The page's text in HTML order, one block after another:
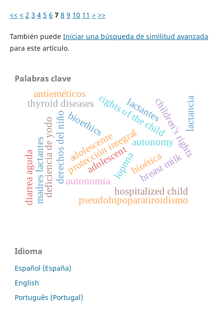
<< < 2 3 4 5 6 7 8 9 10 11 > >>
También puede Iniciar una búsqueda de similitud avanzada
para este artículo.
Palabras clave
bioética
autonomía
derechos del niñoprotección integral
adolescente
bioethics
autonomy
rights of the child
adolescent
lopnna
children's rights
hospitalized child
pseudohipoparatiroidismo
deficiencia de yodo
lactancia
madres lactantes b
r
e
a
s
t
m
i
l
k
thyroid diseases lactantes
diarrea aguda
antieméticos
Idioma
Español (España)
English
Português (Portugal)